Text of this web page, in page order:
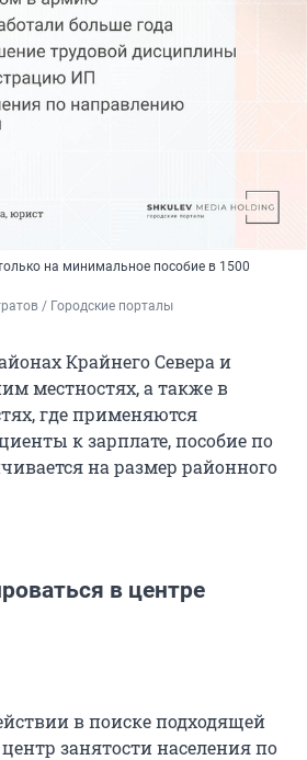
на минимальное пособие в 1500
/ Городские порталы
Крайнего Севера и
местностях, а также в
где применяются
к зарплате, пособие по
на размер районного
в центре
в поиске подходящей
занятости населения по